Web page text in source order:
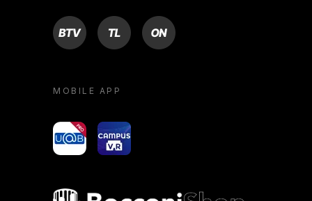
BTV TL ON
MOBILE APP
yoU@B Campus VR
Bocconi shop